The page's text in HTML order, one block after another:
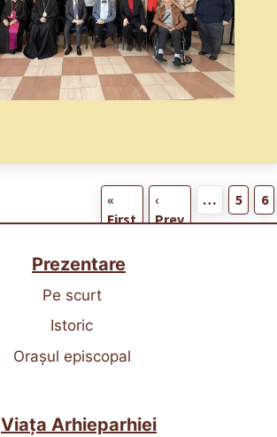
«
First
‹
Prev
… 5 6
Prezentare
Pe scurt
Istoric
Orașul episcopal
Viața Arhieparhiei